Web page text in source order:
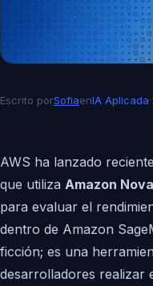
Escrito porSofiaenIA Aplicada·
AWS ha lanzado
que utiliza Amazon
para evaluar el
dentro de Amazon
ficción; es una
desarrolladores realizar